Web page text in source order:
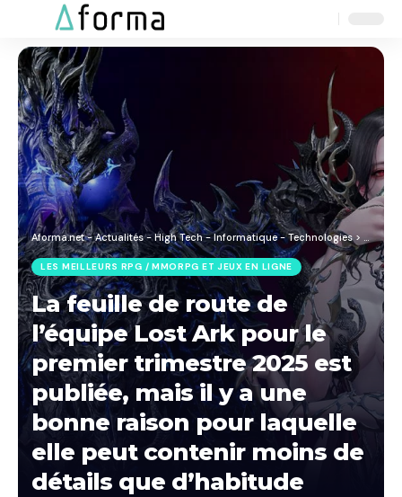
Aforma.net - Actualités - High Tech - Informatique - Technologies> Blog
LES MEILLEURS RPG / MMORPG ET JEUX EN LIGNE
La feuille de route de
l’équipe Lost Ark pour le
premier trimestre 2025 est
publiée, mais il y a une
bonne raison pour laquelle
elle peut contenir moins de
détails que d’habitude